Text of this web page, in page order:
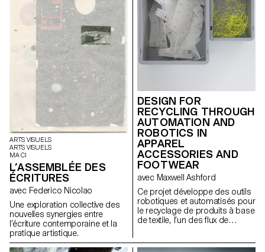
ARTS VISUELS
ARTS VISUELS
MA CI
L’ASSEMBLÉE DES
ÉCRITURES
avec Federico Nicolao
Une exploration collective des
nouvelles synergies entre
l’écriture contemporaine et la
pratique artistique.
DESIGN FOR
RECYCLING THROUGH
AUTOMATION AND
ROBOTICS IN
APPAREL
ACCESSORIES AND
FOOTWEAR
avec Maxwell Ashford
Ce projet développe des outils
robotiques et automatisés pour
le recyclage de produits à base
de textile, l’un des flux de
contemporains pour démonter